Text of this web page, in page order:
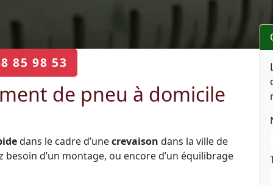
85 98 53
de pneu à domicile
dans le cadre d’unecrevaison dans la ville de
besoin d’un montage, ou encore d’un équilibrage